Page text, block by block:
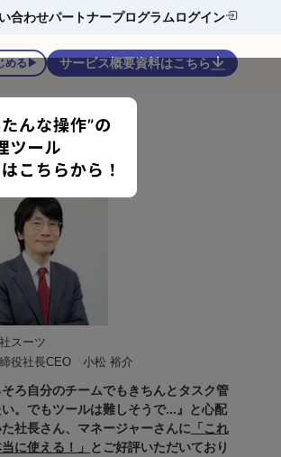
合わせパートナープログラムログイン
める▶ サービス概要資料はこちら
スーツ
役社長CEO 小松 裕介
そろ自分のチームでもきちんとタスク管
。でもツールは難しそうで...』と心配
た社長さん、マネージャーさんに 「これ
に使える！」
とご好評いただいており